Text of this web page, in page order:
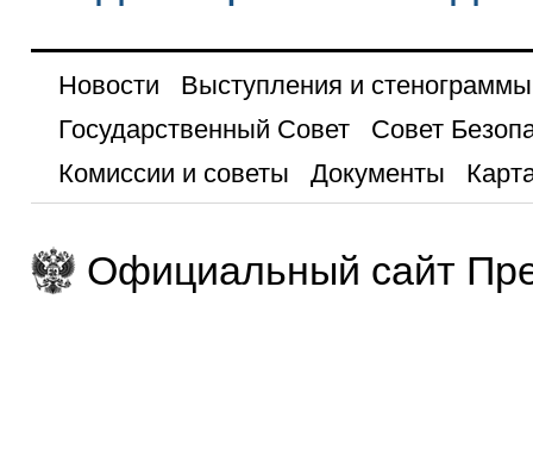
Новости
Выступления и стенограммы
Государственный Совет
Совет
Комиссии и советы
Документы
Официальный сайт